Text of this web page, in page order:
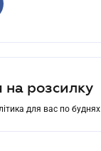
на розсилку
для вас по буднях